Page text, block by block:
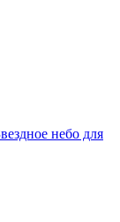
небо для